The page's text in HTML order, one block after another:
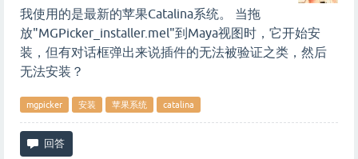
我使用的是最新的苹果Catalina系统。 当拖
放"MGPicker_installer.mel"到Maya视图时，它开始安
装，但有对话框弹出来说插件的无法被验证之类，然后
无法安装？
mgpicker 安装 苹果系统 catalina